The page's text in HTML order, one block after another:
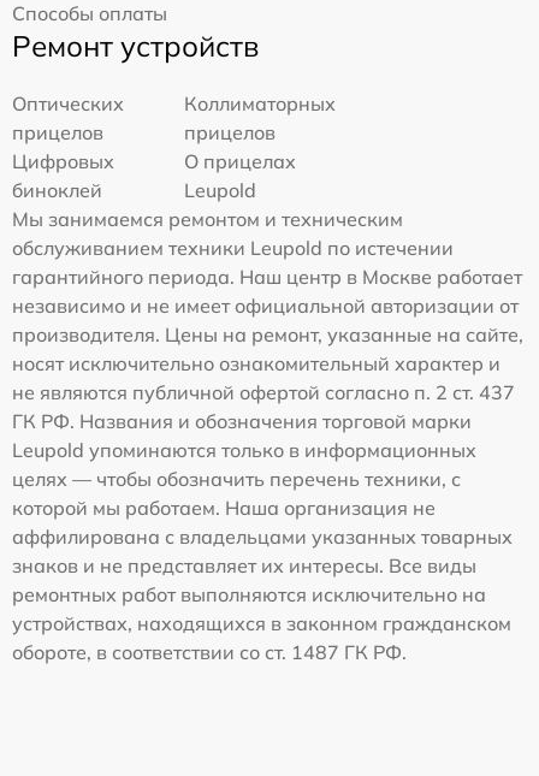
Способы оплаты
Ремонт устройств
Оптических
прицелов
Коллиматорных
прицелов
Цифровых
биноклей
О прицелах
Leupold
Мы занимаемся ремонтом и техническим
обслуживанием техники Leupold по истечении
гарантийного периода. Наш центр в Москве работает
независимо и не имеет официальной авторизации от
производителя. Цены на ремонт, указанные на сайте,
носят исключительно ознакомительный характер и
не являются публичной офертой согласно п. 2 ст. 437
ГК РФ. Названия и обозначения торговой марки
Leupold упоминаются только в информационных
целях — чтобы обозначить перечень техники, с
которой мы работаем. Наша организация не
аффилирована с владельцами указанных товарных
знаков и не представляет их интересы. Все виды
ремонтных работ выполняются исключительно на
устройствах, находящихся в законном гражданском
обороте, в соответствии со ст. 1487 ГК РФ.